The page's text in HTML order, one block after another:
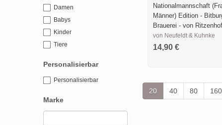
Damen
Babys
Kinder
Tiere
Personalisierbar
Personalisierbar
Marke
Nationalmannschaft
Männer) Edition -
Brauerei - von
von Neufeldt & Kuhnke
14,90 €
20 40 80 160